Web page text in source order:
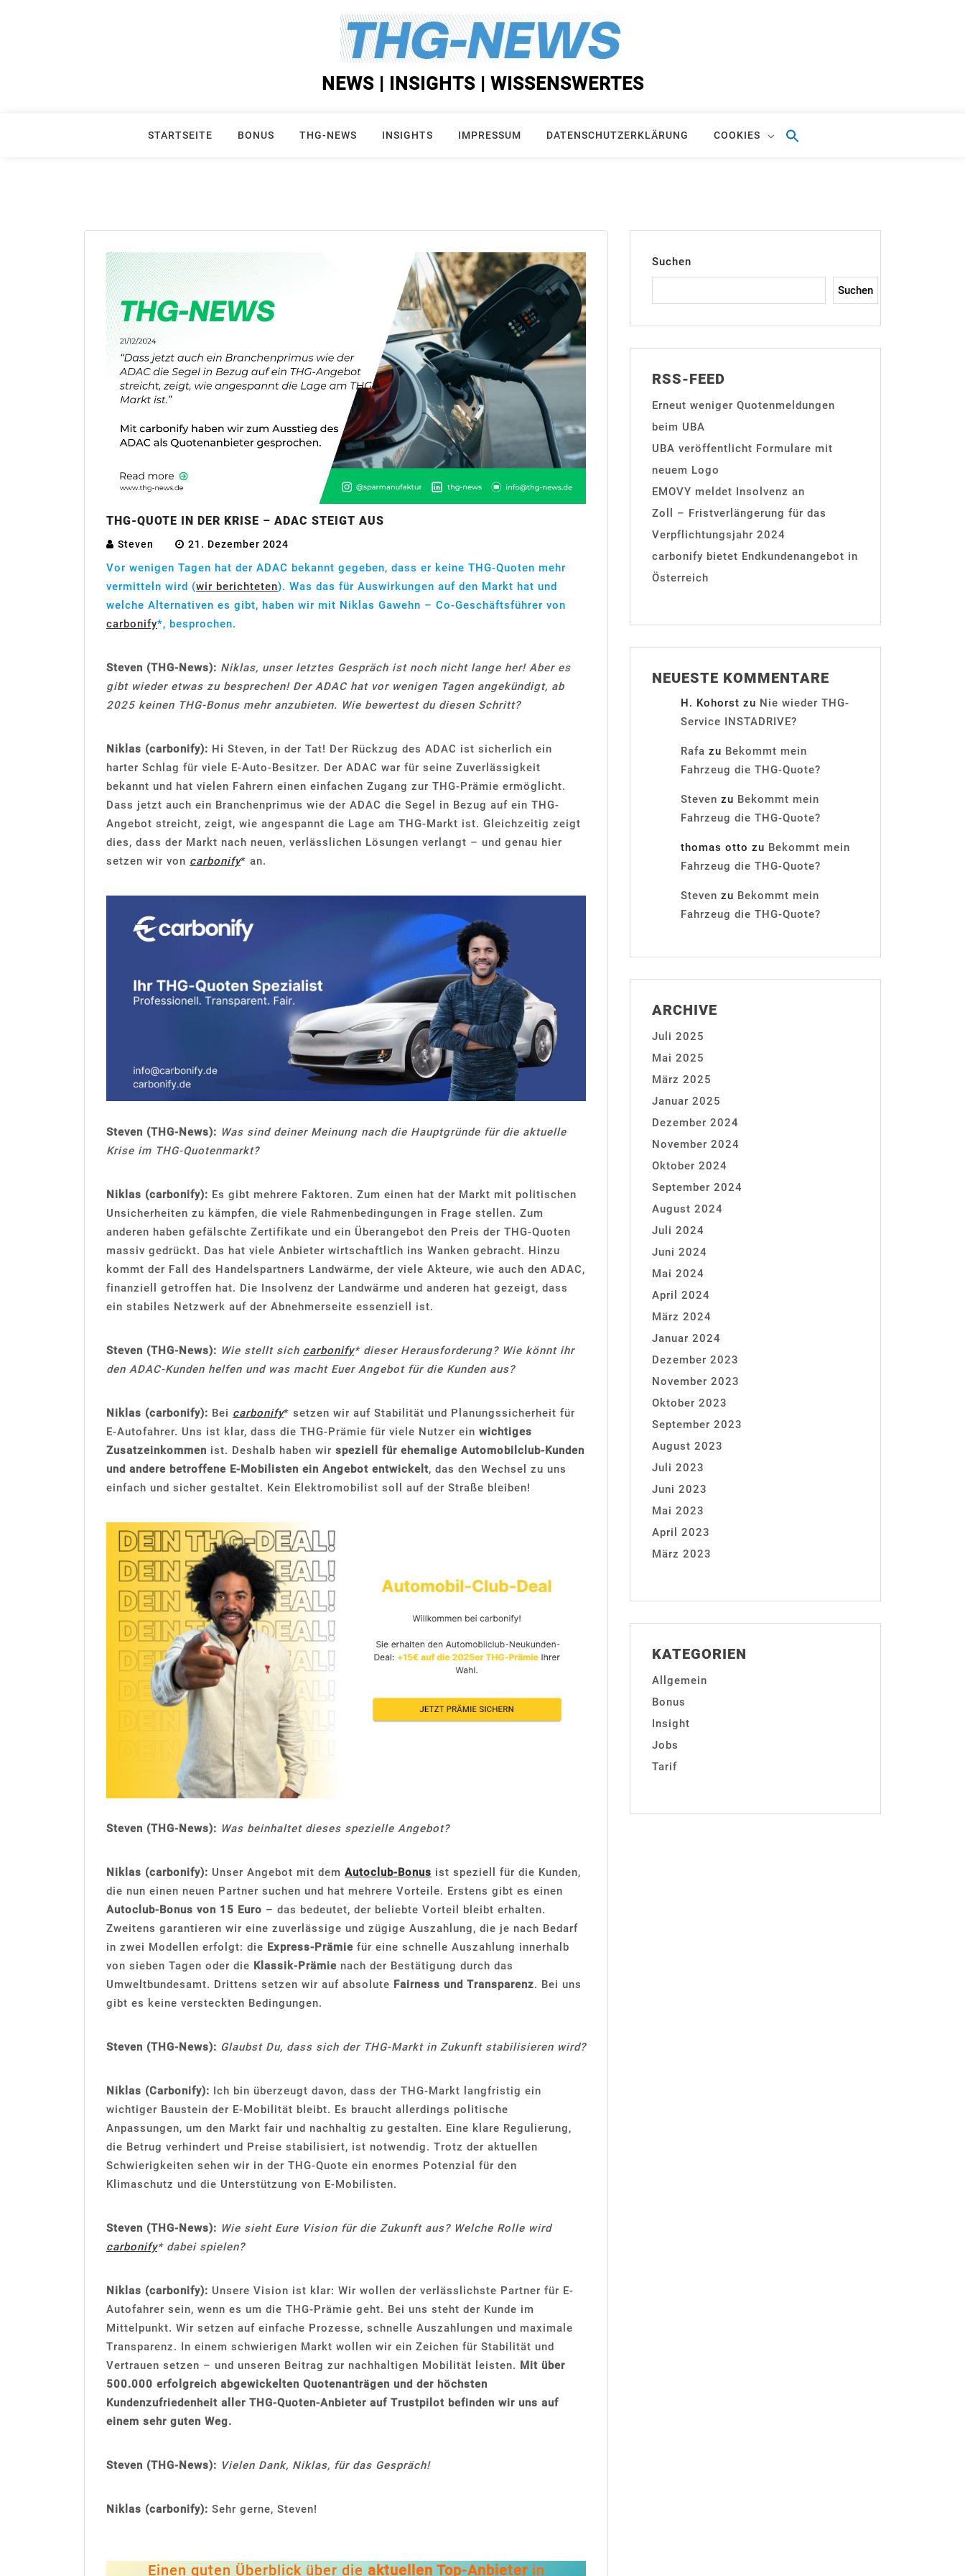
NEWS | INSIGHTS | WISSENSWERTES
STARTSEITE BONUS THG-NEWS INSIGHTS IMPRESSUM DATENSCHUTZERKLÄRUNG COOKIES
THG-QUOTE IN DER KRISE – ADAC STEIGT AUS
Steven 21. Dezember 2024
Vor wenigen Tagen hat der ADAC bekannt gegeben, dass er keine THG-Quoten mehr
vermitteln wird (wir berichteten). Was das für Auswirkungen auf den Markt hat und
welche Alternativen es gibt, haben wir mit Niklas Gawehn – Co-Geschäftsführer von
carbonify*, besprochen.
Steven (THG-News): Niklas, unser letztes Gespräch ist noch nicht lange her! Aber es
gibt wieder etwas zu besprechen! Der ADAC hat vor wenigen Tagen angekündigt, ab
2025 keinen THG-Bonus mehr anzubieten. Wie bewertest du diesen Schritt?
Niklas (carbonify): Hi Steven, in der Tat! Der Rückzug des ADAC ist sicherlich ein
harter Schlag für viele E-Auto-Besitzer. Der ADAC war für seine Zuverlässigkeit
bekannt und hat vielen Fahrern einen einfachen Zugang zur THG-Prämie ermöglicht.
Dass jetzt auch ein Branchenprimus wie der ADAC die Segel in Bezug auf ein THG-
Angebot streicht, zeigt, wie angespannt die Lage am THG-Markt ist. Gleichzeitig zeigt
dies, dass der Markt nach neuen, verlässlichen Lösungen verlangt – und genau hier
setzen wir von carbonify* an.
Steven (THG-News): Was sind deiner Meinung nach die Hauptgründe für die aktuelle
Krise im THG-Quotenmarkt?
Niklas (carbonify): Es gibt mehrere Faktoren. Zum einen hat der Markt mit politischen
Unsicherheiten zu kämpfen, die viele Rahmenbedingungen in Frage stellen. Zum
anderen haben gefälschte Zertifikate und ein Überangebot den Preis der THG-Quoten
massiv gedrückt. Das hat viele Anbieter wirtschaftlich ins Wanken gebracht. Hinzu
kommt der Fall des Handelspartners Landwärme, der viele Akteure, wie auch den ADAC,
finanziell getroffen hat. Die Insolvenz der Landwärme und anderen hat gezeigt, dass
ein stabiles Netzwerk auf der Abnehmerseite essenziell ist.
Steven (THG-News): Wie stellt sich carbonify* dieser Herausforderung? Wie könnt ihr
den ADAC-Kunden helfen und was macht Euer Angebot für die Kunden aus?
Niklas (carbonify): Bei carbonify* setzen wir auf Stabilität und Planungssicherheit für
E-Autofahrer. Uns ist klar, dass die THG-Prämie für viele Nutzer ein wichtiges
Zusatzeinkommen ist. Deshalb haben wir speziell für ehemalige Automobilclub-Kunden
und andere betroffene E-Mobilisten ein Angebot entwickelt, das den Wechsel zu uns
einfach und sicher gestaltet. Kein Elektromobilist soll auf der Straße bleiben!
Steven (THG-News): Was beinhaltet dieses spezielle Angebot?
Niklas (carbonify): Unser Angebot mit dem Autoclub-Bonus ist speziell für die Kunden,
die nun einen neuen Partner suchen und hat mehrere Vorteile. Erstens gibt es einen
Autoclub-Bonus von 15 Euro – das bedeutet, der beliebte Vorteil bleibt erhalten.
Zweitens garantieren wir eine zuverlässige und zügige Auszahlung, die je nach Bedarf
in zwei Modellen erfolgt: die Express-Prämie für eine schnelle Auszahlung innerhalb
von sieben Tagen oder die Klassik-Prämie nach der Bestätigung durch das
Umweltbundesamt. Drittens setzen wir auf absolute Fairness und Transparenz. Bei uns
gibt es keine versteckten Bedingungen.
Steven (THG-News): Glaubst Du, dass sich der THG-Markt in Zukunft stabilisieren wird?
Niklas (Carbonify): Ich bin überzeugt davon, dass der THG-Markt langfristig ein
wichtiger Baustein der E-Mobilität bleibt. Es braucht allerdings politische
Anpassungen, um den Markt fair und nachhaltig zu gestalten. Eine klare Regulierung,
die Betrug verhindert und Preise stabilisiert, ist notwendig. Trotz der aktuellen
Schwierigkeiten sehen wir in der THG-Quote ein enormes Potenzial für den
Klimaschutz und die Unterstützung von E-Mobilisten.
Steven (THG-News): Wie sieht Eure Vision für die Zukunft aus? Welche Rolle wird
carbonify* dabei spielen?
Niklas (carbonify): Unsere Vision ist klar: Wir wollen der verlässlichste Partner für E-
Autofahrer sein, wenn es um die THG-Prämie geht. Bei uns steht der Kunde im
Mittelpunkt. Wir setzen auf einfache Prozesse, schnelle Auszahlungen und maximale
Transparenz. In einem schwierigen Markt wollen wir ein Zeichen für Stabilität und
Vertrauen setzen – und unseren Beitrag zur nachhaltigen Mobilität leisten. Mit über
500.000 erfolgreich abgewickelten Quotenanträgen und der höchsten
Kundenzufriedenheit aller THG-Quoten-Anbieter auf Trustpilot befinden wir uns auf
einem sehr guten Weg.
Steven (THG-News): Vielen Dank, Niklas, für das Gespräch!
Niklas (carbonify): Sehr gerne, Steven!
Einen guten Überblick über die aktuellen Top-Anbieterin
Suchen
Suchen
RSS-FEED
Erneut weniger Quotenmeldungen
beim UBA
UBA veröffentlicht Formulare mit
neuem Logo
EMOVY meldet Insolvenz an
Zoll – Fristverlängerung für das
Verpflichtungsjahr 2024
carbonify bietet Endkundenangebot in
Österreich
NEUESTE KOMMENTARE
H. Kohorst zu Nie wieder THG-
Service INSTADRIVE?
Rafa zu Bekommt mein
Fahrzeug die THG-Quote?
Steven zu Bekommt mein
Fahrzeug die THG-Quote?
thomas otto zu Bekommt mein
Fahrzeug die THG-Quote?
Steven zu Bekommt mein
Fahrzeug die THG-Quote?
ARCHIVE
Juli 2025
Mai 2025
März 2025
Januar 2025
Dezember 2024
November 2024
Oktober 2024
September 2024
August 2024
Juli 2024
Juni 2024
Mai 2024
April 2024
März 2024
Januar 2024
Dezember 2023
November 2023
Oktober 2023
September 2023
August 2023
Juli 2023
Juni 2023
Mai 2023
April 2023
März 2023
KATEGORIEN
Allgemein
Bonus
Insight
Jobs
Tarif